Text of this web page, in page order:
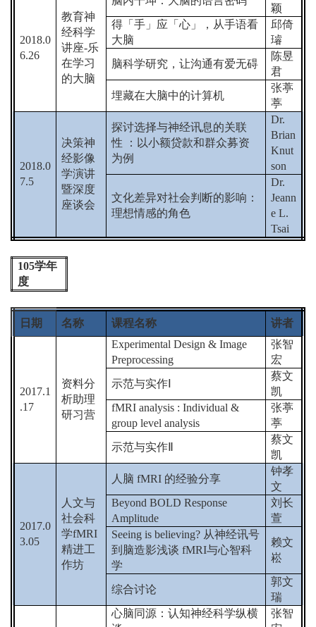
2018.0
6.26
教育神
经科学
讲座-乐
在学习
的大脑
颖
得「手」应「心」，从手语看
大脑
邱倚
璿
脑科学研究，让沟通有爱无碍
陈昱
君
埋藏在大脑中的计算机
张葶
葶
2018.0
7.5
决策神
经影像
学演讲
暨深度
座谈会
探讨选择与神经讯息的关联
性
：以小额贷款和群众募资
为例
Dr.
Brian
Knut
son
文化差异对社会判断的影响：
理想情感的角色
Dr.
Jeann
e L.
Tsai
105学年
度
日期 名称 课程名称 讲者
2017.1
.17
资料分
析助理
研习营
Experimental Design & Image
Preprocessing
张智
宏
示范与实作
蔡文
凯
fMRI analysis : Individual &
group level analysis
张葶
葶
示范与实作
蔡文
凯
2017.0
3.05
人文与
社会科
学fMRI
精进工
作坊
人脑 fMRI 的经验分享
钟孝
文
Beyond BOLD Response
Amplitude
刘长
萱
Seeing is believing? 从神经讯号
到脑造影浅谈 fMRI与心智科
学
赖文
崧
综合讨论
郭文
瑞
心脑同源：认知神经科学纵横
张智